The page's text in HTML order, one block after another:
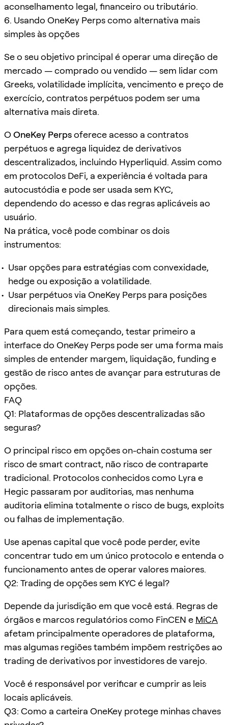
aconselhamento legal, financeiro ou tributário.
6. Usando OneKey Perps como alternativa mais
simples às opções
Se o seu objetivo principal é operar uma direção de
mercado — comprado ou vendido — sem lidar com
Greeks, volatilidade implícita, vencimento e preço de
exercício, contratos perpétuos podem ser uma
alternativa mais direta.
OOneKey Perpsoferece acesso a contratos
perpétuos e agrega liquidez de derivativos
descentralizados, incluindo Hyperliquid. Assim como
em protocolos DeFi, a experiência é voltada para
autocustódia e pode ser usada sem KYC,
dependendo do acesso e das regras aplicáveis ao
usuário.
Na prática, você pode combinar os dois
instrumentos:
Usar opções para estratégias com convexidade,
hedge ou exposição a volatilidade.
Usar perpétuos via OneKey Perps para posições
direcionais mais simples.
Para quem está começando, testar primeiro a
interface do OneKey Perps pode ser uma forma mais
simples de entender margem, liquidação, funding e
gestão de risco antes de avançar para estruturas de
opções.
FAQ
Q1: Plataformas de opções descentralizadas são
seguras?
O principal risco em opções on-chain costuma ser
risco de smart contract, não risco de contraparte
tradicional. Protocolos conhecidos como Lyra e
Hegic passaram por auditorias, mas nenhuma
auditoria elimina totalmente o risco de bugs, exploits
ou falhas de implementação.
Use apenas capital que você pode perder, evite
concentrar tudo em um único protocolo e entenda o
funcionamento antes de operar valores maiores.
Q2: Trading de opções sem KYC é legal?
Depende da jurisdição em que você está. Regras de
órgãos e marcos regulatórios como FinCEN e MiCA
afetam principalmente operadores de plataforma,
mas algumas regiões também impõem restrições ao
trading de derivativos por investidores de varejo.
Você é responsável por verificar e cumprir as leis
locais aplicáveis.
Q3: Como a carteira OneKey protege minhas chaves